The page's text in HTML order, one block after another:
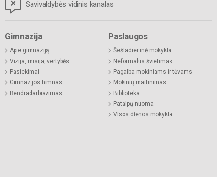
Savivaldybės vidinis kanalas
Gimnazija
Apie gimnaziją
Vizija, misija, vertybės
Pasiekimai
Gimnazijos himnas
Bendradarbiavimas
Paslaugos
Šeštadieninė mokykla
Neformalus švietimas
Pagalba mokiniams ir tėvams
Mokinių maitinimas
Biblioteka
Patalpų nuoma
Visos dienos mokykla